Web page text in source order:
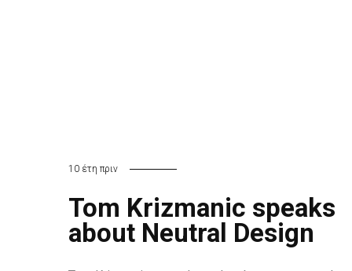
10 έτη πριν
Tom Krizmanic speaks
about Neutral Design